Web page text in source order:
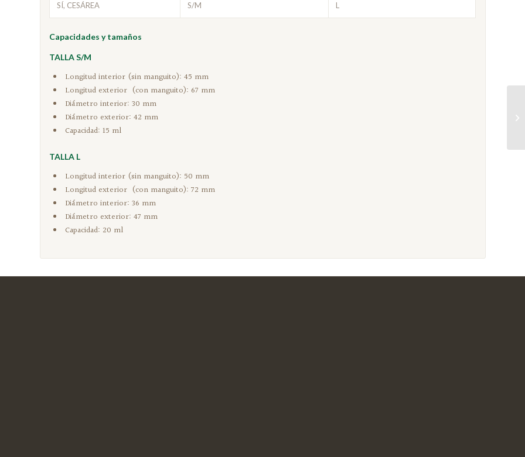
SÍ, CESÁREA S/M L
Capacidades y tamaños
TALLA S/M
Longitud interior (sin manguito): 45 mm
Longitud exterior (con manguito): 67 mm
Diámetro interior: 30 mm
Diámetro exterior: 42 mm
Capacidad: 15 ml
TALLA L
Longitud interior (sin manguito): 50 mm
Longitud exterior (con manguito): 72 mm
Diámetro interior: 36 mm
Diámetro exterior: 47 mm
Capacidad: 20 ml